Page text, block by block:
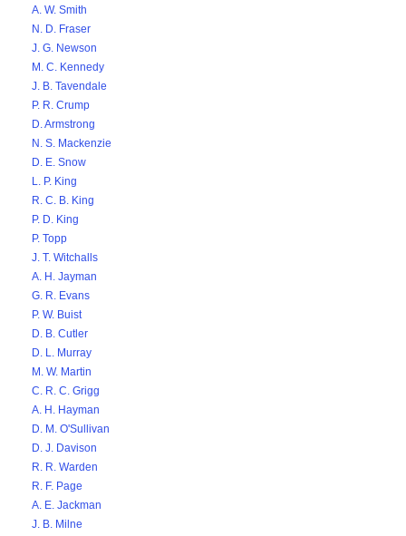
A. W. Smith
N. D. Fraser
J. G. Newson
M. C. Kennedy
J. B. Tavendale
P. R. Crump
D. Armstrong
N. S. Mackenzie
D. E. Snow
L. P. King
R. C. B. King
P. D. King
P. Topp
J. T. Witchalls
A. H. Jayman
G. R. Evans
P. W. Buist
D. B. Cutler
D. L. Murray
M. W. Martin
C. R. C. Grigg
A. H. Hayman
D. M. O'Sullivan
D. J. Davison
R. R. Warden
R. F. Page
A. E. Jackman
J. B. Milne